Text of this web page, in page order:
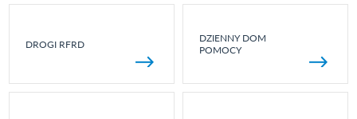
DROGI RFRD
DZIENNY DOM
POMOCY